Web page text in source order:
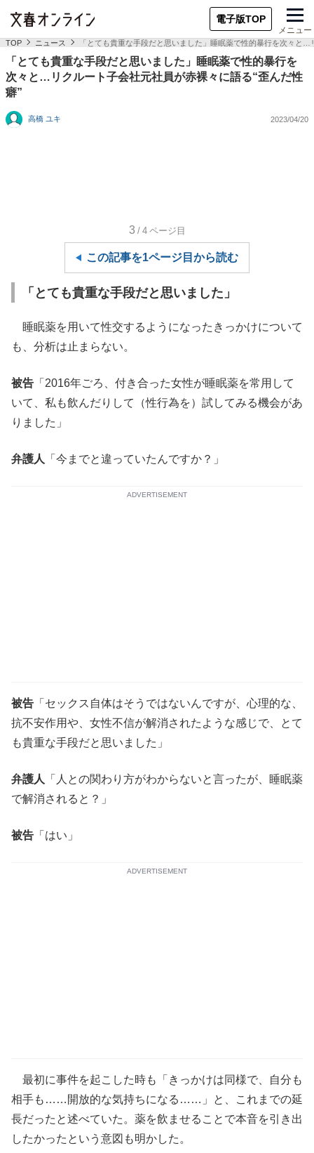
電子版TOP
メニュー
TOP ニュース 「とても貴重な手段だと思いました」睡眠薬で性的暴行を次々と
「とても貴重な手段だと思いました」睡眠薬で性的暴行を
次々と…リクルート子会社元社員が赤裸々に語る“歪んだ性
癖”
高橋 ユキ 2023/04/20
3 /4 ページ目
この記事を1ページ目から読む
「とても貴重な手段だと思いました」
睡眠薬を用いて性交するようになったきっかけについて
も、分析は止まらない。
被告 「2016年ごろ、付き合った女性が睡眠薬を常用して
いて、私も飲んだりして（性行為を）試してみる機会があ
りました」
弁護人 「今までと違っていたんですか？」
ADVERTISEMENT
被告 「セックス自体はそうではないんですが、心理的な、
抗不安作用や、女性不信が解消されたような感じで、とて
も貴重な手段だと思いました」
弁護人
「人との関わり方がわからないと言ったが、睡眠薬
で解消されると？」
被告 「はい」
ADVERTISEMENT
最初に事件を起こした時も「きっかけは同様で、自分も
相手も……開放的な気持ちになる……」と、これまでの延
長だったと述べていた。薬を飲ませることで本音を引き出
したかったという意図も明かした。